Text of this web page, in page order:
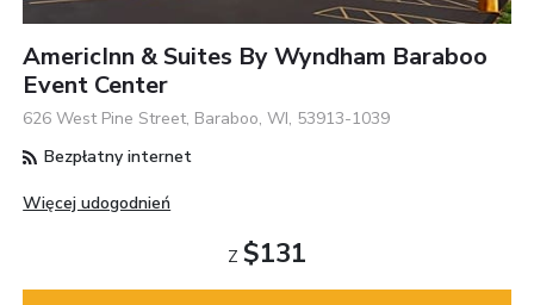
AmericInn & Suites By Wyndham Baraboo
Event Center
626 West Pine Street, Baraboo, WI, 53913-1039
Bezpłatny internet
Więcej udogodnień
Z $131